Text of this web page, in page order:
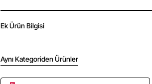
Ek Ürün Bilgisi
Aynı Kategoriden Ürünler